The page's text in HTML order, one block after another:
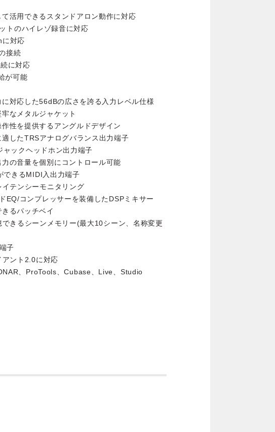
活用できるスタンドアロン動作に対応
トのハイレゾ録音に対応
対応
接続
に対応
が可能
対応した56dBの広さを誇る入力レベル仕様
なメタルジャケット
性を提供するアングルドデザイン
したTRSアナログバランス出力端子
ックヘッドホン出力端子
の音量を個別にコントロール可能
できるMIDI入出力端子
テンシーモニタリング
EQ/コンプレッサーを装備したDSPミキサー
るパッチベイ
きるシーンメモリー(最大10シーン、名称変更
子
アント2.0に対応
、ProTools、Cubase、Live、Studio